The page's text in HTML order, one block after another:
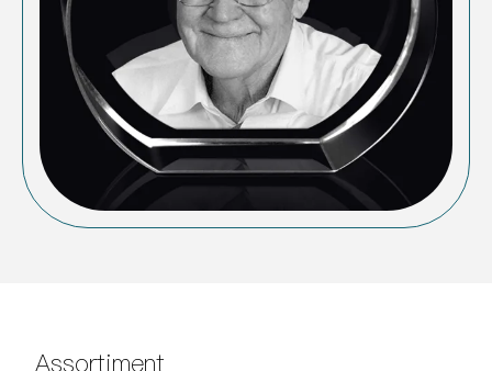
Assortiment